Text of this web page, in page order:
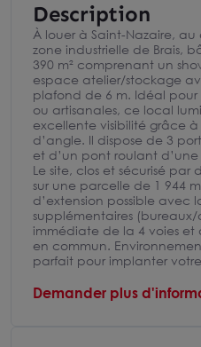
Description
À louer à Saint-Nazaire,
zone industrielle de Brais,
390 m² comprenant un
espace atelier/stockage
plafond de 6 m. Idéal pour
ou artisanales, ce local
excellente visibilité grâce
d’angle. Il dispose de 3
et d’un pont roulant
Le site, clos et sécurisé
sur une parcelle de 1 944
d’extension possible avec
supplémentaires (bureaux/
immédiate de la 4 voies et
en commun.
parfait pour implanter
Demander plus